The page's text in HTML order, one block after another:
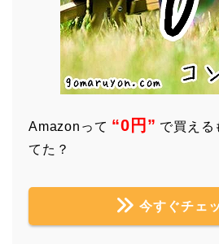
Amazonって “0円” で買える
てた？
今すぐチェ